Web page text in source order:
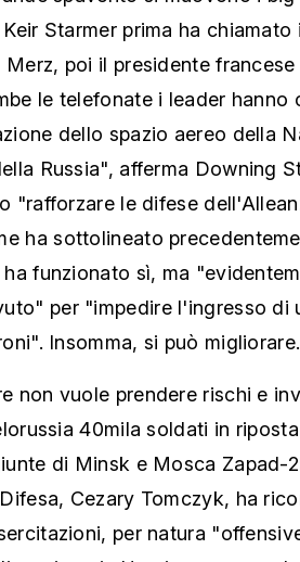
Starmer prima ha chiamato
poi il presidente francese
le telefonate i leader hanno
dello spazio aereo della
Russia", afferma Downing
"rafforzare le difese
ha sottolineato
funzionato sì, ma
per "impedire l'ingresso di
Insomma, si può migliorare.
non vuole prendere rischi e
40mila soldati in
di Minsk e Mosca Zapad-
Cezary Tomczyk, ha
per natura